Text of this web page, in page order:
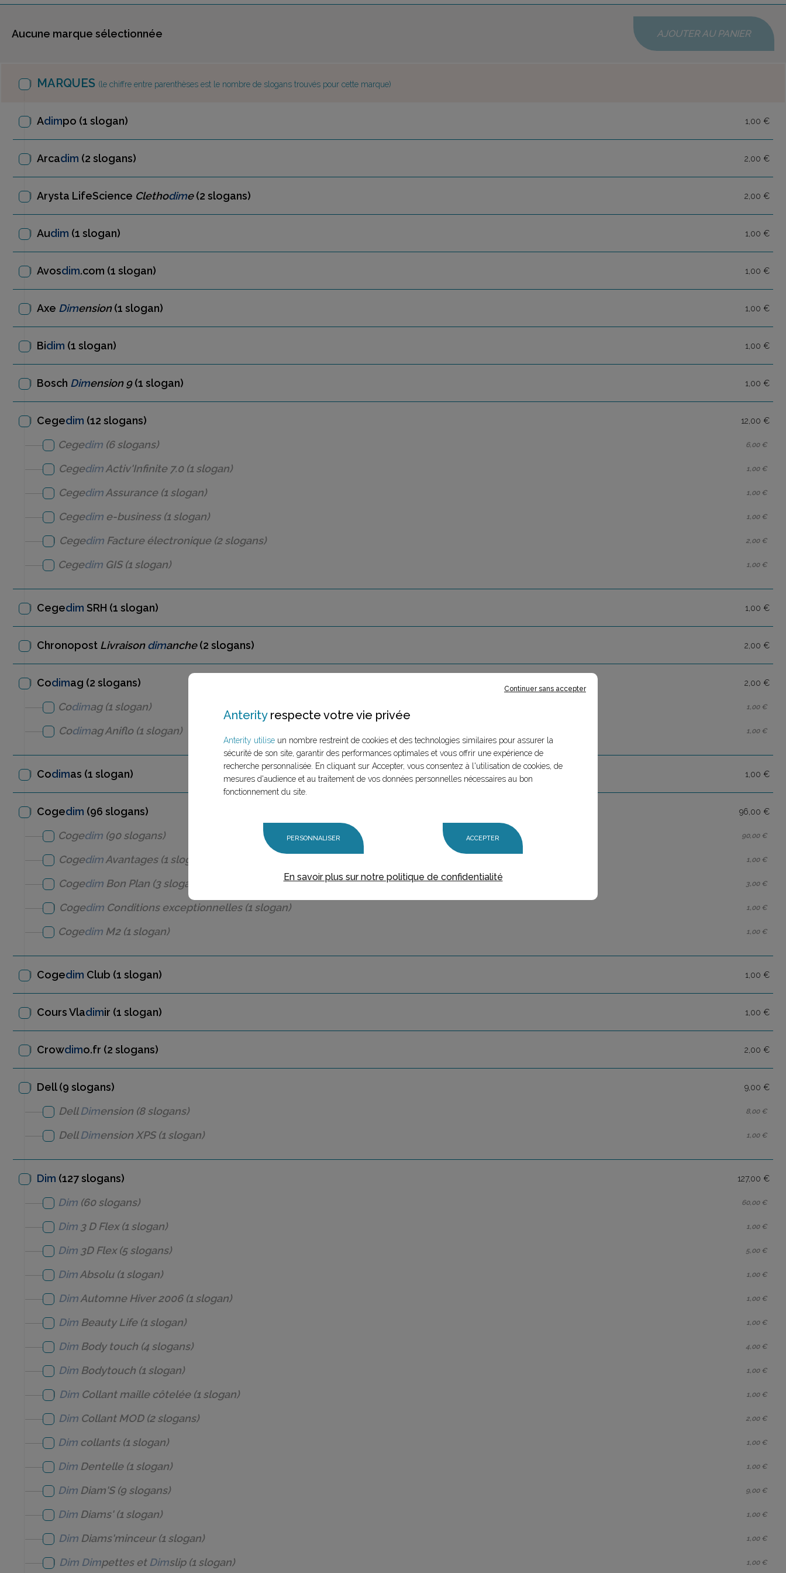
Aucune marque sélectionnée AJOUTER AU PANIER
MARQUES (le chiffre entre parenthèses est le nombre de slogans trouvés pour cette marque)
Adimpo (1 slogan) 1,00 €
Arcadim (2 slogans) 2,00 €
Arysta LifeScience Clethodime(2 slogans) 2,00 €
Audim (1 slogan) 1,00 €
Avosdim.com (1 slogan) 1,00 €
Axe Dimension(1 slogan) 1,00 €
Bidim (1 slogan) 1,00 €
Bosch Dimension 9(1 slogan) 1,00 €
Cegedim (12 slogans) 12,00 €
Cegedim (6 slogans) 6,00 €
CegedimActiv'Infinite 7.0(1 slogan) 1,00 €
CegedimAssurance(1 slogan) 1,00 €
Cegedim e-business(1 slogan) 1,00 €
Cegedim Facture électronique(2 slogans) 2,00 €
Cegedim GIS(1 slogan) 1,00 €
Cegedim SRH (1 slogan) 1,00 €
Chronopost Livraisondimanche(2 slogans) 2,00 €
Codimag (2 slogans) 2,00 €
Codimag (1 slogan) 1,00 €
CodimagAniflo(1 slogan) 1,00 €
Codimas (1 slogan) 1,00 €
Cogedim (96 slogans) 96,00 €
Cogedim (90 slogans) 90,00 €
CogedimAvantages(1 slogan) 1,00 €
Cogedim Bon Plan (3 slogans) 3,00 €
Cogedim Conditions exceptionnelles(1 slogan) 1,00 €
Cogedim M2(1 slogan) 1,00 €
Cogedim Club (1 slogan) 1,00 €
Cours Vladimir (1 slogan) 1,00 €
Crowdimo.fr (2 slogans) 2,00 €
Dell (9 slogans) 9,00 €
DellDimension(8 slogans) 8,00 €
DellDimension XPS(1 slogan) 1,00 €
Dim (127 slogans) 127,00 €
Dim (60 slogans) 60,00 €
Dim 3 D Flex(1 slogan) 1,00 €
Dim 3D Flex(5 slogans) 5,00 €
DimAbsolu(1 slogan) 1,00 €
DimAutomne Hiver 2006(1 slogan) 1,00 €
Dim Beauty Life(1 slogan) 1,00 €
Dim Body touch(4 slogans) 4,00 €
Dim Bodytouch(1 slogan) 1,00 €
Dim Collant maille côtelée(1 slogan) 1,00 €
Dim Collant MOD(2 slogans) 2,00 €
Dim collants(1 slogan) 1,00 €
Dim Dentelle(1 slogan) 1,00 €
Dim Diam'S(9 slogans) 9,00 €
Dim Diams'(1 slogan) 1,00 €
Dim Diams'minceur(1 slogan) 1,00 €
Dim Dimpettes et Dimslip(1 slogan) 1,00 €
Continuer sans accepter
Anterityrespecte votre vie privée
Anterity utilise un nombre restreint de cookies et des technologies similaires pour assurer la
sécurité de son site, garantir des performances optimales et vous offrir une expérience de
recherche personnalisée. En cliquant sur Accepter, vous consentez à l'utilisation de cookies, de
mesures d'audience et au traitement de vos données personnelles nécessaires au bon
fonctionnement du site.
PERSONNALISER ACCEPTER
En savoir plus sur notre politique de confidentialité